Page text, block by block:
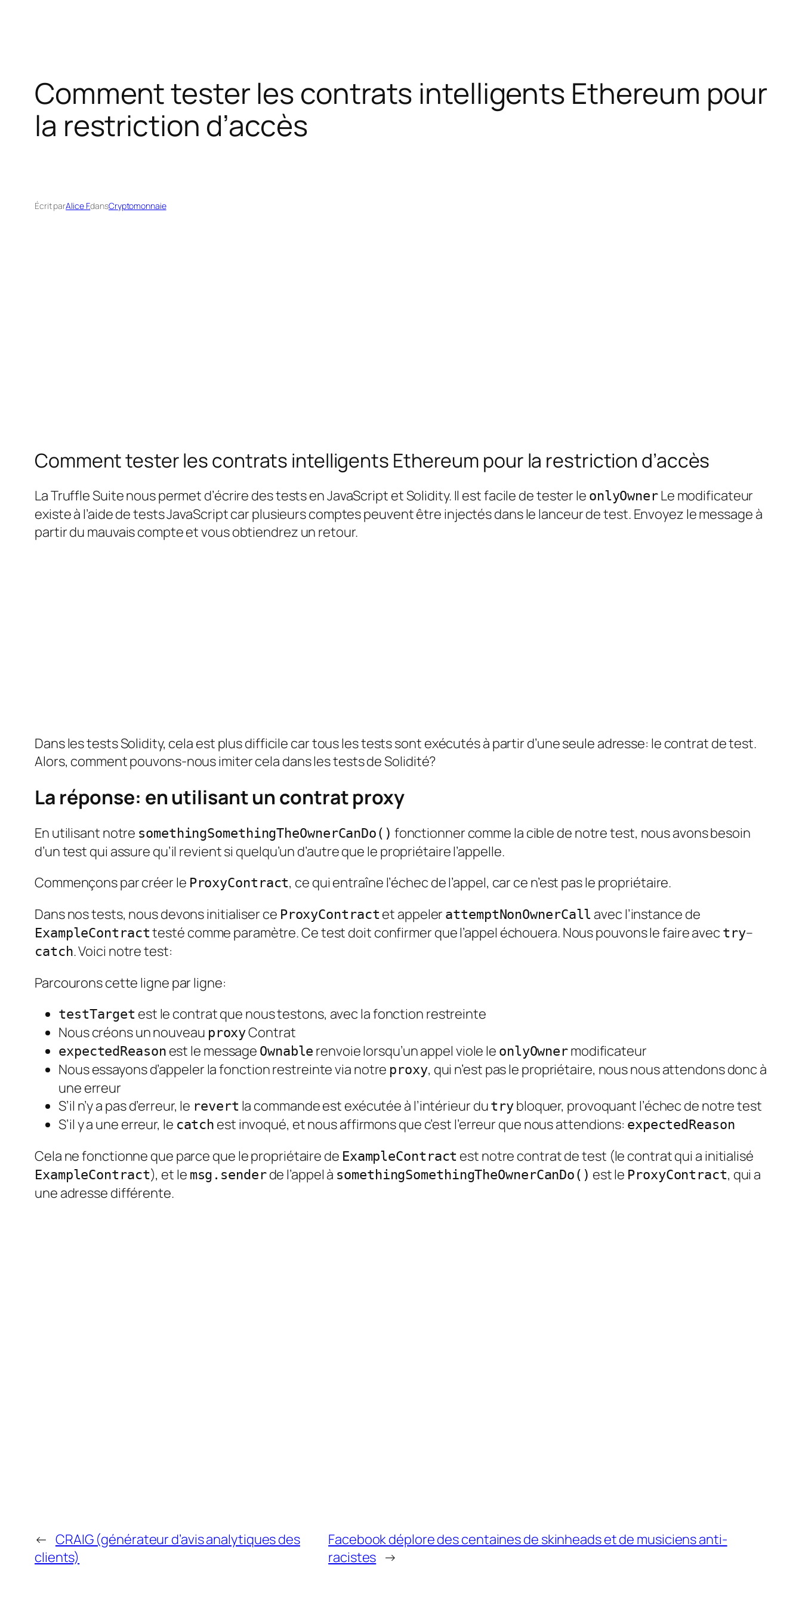
Comment tester les contrats intelligents Ethereum pour
la restriction d’accès
Écrit parAlice F.dansCryptomonnaie
Comment tester les contrats intelligents Ethereum pour la restriction d’accès
La Truffle Suite nous permet d’écrire des tests en JavaScript et Solidity. Il est facile de tester le onlyOwnerLe modificateur
existe à l’aide de tests JavaScript car plusieurs comptes peuvent être injectés dans le lanceur de test. Envoyez le message à
partir du mauvais compte et vous obtiendrez un retour.
Dans les tests Solidity, cela est plus difficile car tous les tests sont exécutés à partir d’une seule adresse: le contrat de test.
Alors, comment pouvons-nous imiter cela dans les tests de Solidité?
La réponse: en utilisant un contrat proxy
En utilisant notre somethingSomethingTheOwnerCanDo() fonctionner comme la cible de notre test, nous avons besoin
d’un test qui assure qu’il revient si quelqu’un d’autre que le propriétaire l’appelle.
Commençons par créer le ProxyContract, ce qui entraîne l’échec de l’appel, car ce n’est pas le propriétaire.
Dans nos tests, nous devons initialiser ce ProxyContract et appeler attemptNonOwnerCall avec l’instance de
ExampleContract testé comme paramètre. Ce test doit confirmer que l’appel échouera. Nous pouvons le faire avec try–
catch. Voici notre test:
Parcourons cette ligne par ligne:
testTarget est le contrat que nous testons, avec la fonction restreinte
Nous créons un nouveau proxyContrat
expectedReason est le message Ownable renvoie lorsqu’un appel viole le onlyOwner modificateur
Nous essayons d’appeler la fonction restreinte via notre proxy, qui n’est pas le propriétaire, nous nous attendons donc à
une erreur
S’il n’y a pas d’erreur, le revert la commande est exécutée à l’intérieur du try bloquer, provoquant l’échec de notre test
S’il y a une erreur, le catch est invoqué, et nous affirmons que c’est l’erreur que nous attendions: expectedReason
Cela ne fonctionne que parce que le propriétaire de ExampleContract est notre contrat de test (le contrat qui a initialisé
ExampleContract), et le msg.senderde l’appel à somethingSomethingTheOwnerCanDo() est le ProxyContract, qui a
une adresse différente.
← CRAIG (générateur d’avis analytiques des
clients)
Facebook déplore des centaines de skinheads et de musiciens anti-
racistes →